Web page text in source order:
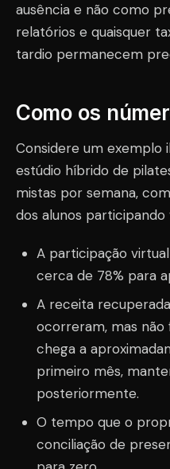
ausência e não como
relatórios e quaisquer
tardio permanecem
Como os
Considere um exemplo
estúdio híbrido de
mistas por semana,
dos alunos
A participação
cerca de 78% para
A receita
ocorreram, mas não
chega a
primeiro mês,
posteriormente.
O tempo que o
conciliação de